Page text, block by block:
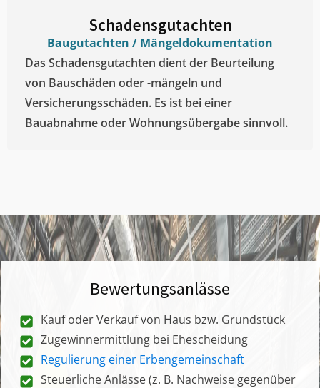
Schadensgutachten
Baugutachten / Mängeldokumentation
Das Schadensgutachten dient der Beurteilung
von Bauschäden oder -mängeln und
Versicherungsschäden. Es ist bei einer
Bauabnahme oder Wohnungsübergabe sinnvoll.
Bewertungsanlässe
Kauf oder Verkauf von Haus bzw. Grundstück
Zugewinnermittlung bei Ehescheidung
Regulierung einer Erbengemeinschaft
Steuerliche Anlässe (z. B. Nachweise gegenüber